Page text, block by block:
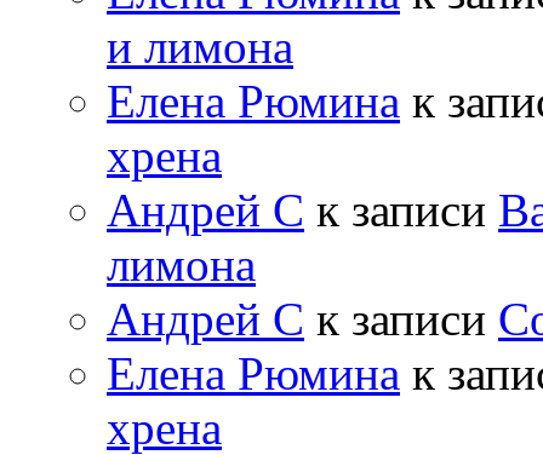
и лимона
Елена Рюмина к
хрена
Андрей С к записи
лимона
Андрей С к записи
Елена Рюмина к
хрена